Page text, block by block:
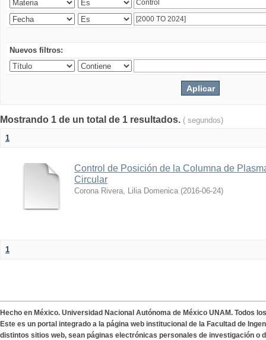
Nuevos filtros:
Mostrando 1 de un total de 1 resultados. ( segundos)
1
Control de Posición de la Columna de
Circular
Corona Rivera, Lilia Domenica (2016-06-24)
1
Hecho en México. Universidad Nacional Autónoma de México UNAM. Todos
Este es un portal integrado a la página web institucional de la Facultad de
distintos sitios web, sean páginas electrónicas personales de investigación o